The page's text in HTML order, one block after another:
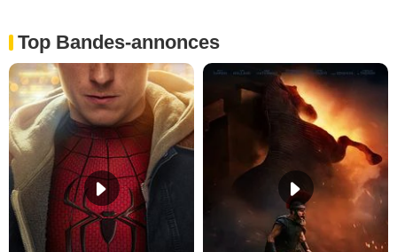
Top Bandes-annonces